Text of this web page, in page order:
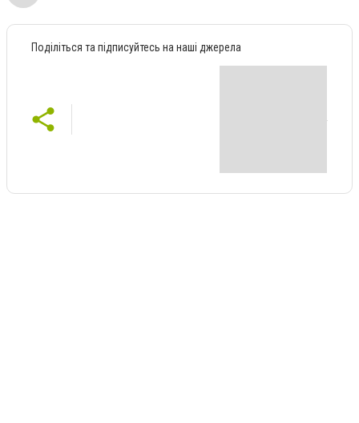
Поділіться та підписуйтесь на наші джерела